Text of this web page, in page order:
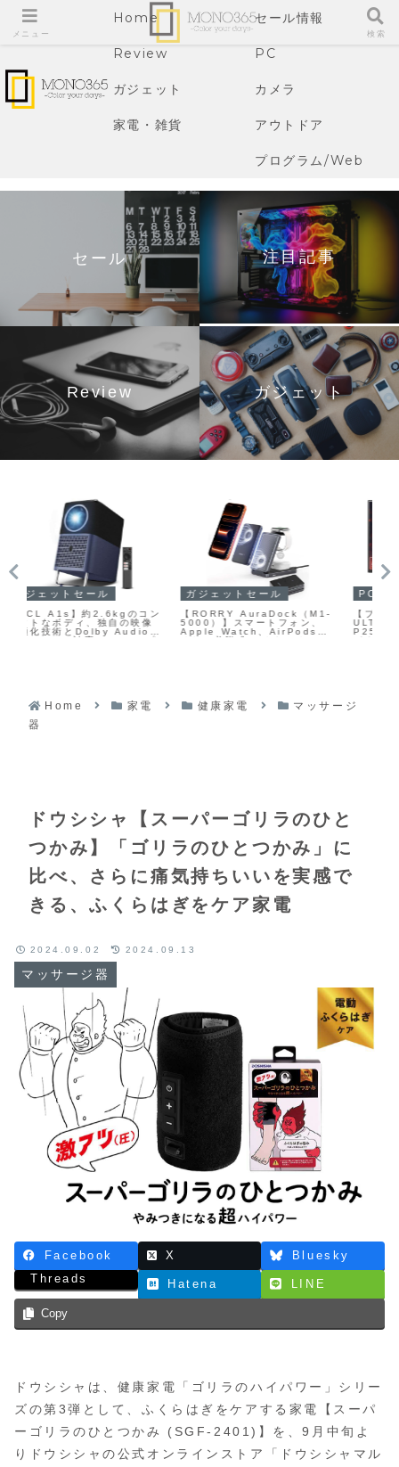
Home セール情報
Review PC
ガジェット カメラ
家電・雑貨 アウトドア
プログラム/Web
セール 注目記事
Review ガジェット
ガジェットセール
【RORRY AuraDock（M1-
5000）】スマートフォン、
Apple Watch、AirPods、
そして着脱式モバイルバッテ
PCセール
【プリンストン
ULTRAPLUS UP-
P25W400】Fast IPS方式
パネルと最大400Hzの高リフ
Home 家電 健康家電
マッサージ
器
ドウシシャ【スーパーゴリラのひと
つかみ】「ゴリラのひとつかみ」に
比べ、さらに痛気持ちいいを実感で
きる、ふくらはぎをケア家電
マッサージ器
2024.09.02 2024.09.13
Facebook X
Bluesky
Threads
Hatena LINE
Copy
ドウシシャは、健康家電「ゴリラのハイパワー」シリー
ズの第3弾として、ふくらはぎをケアする家電【スーパ
ーゴリラのひとつかみ (SGF-2401)】を、9月中旬よ
りドウシシャの公式オンラインストア「ドウシシャマル
メニュー 検索